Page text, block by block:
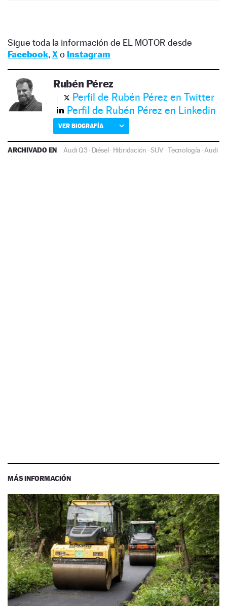
Sigue toda la información de EL MOTOR desde
Facebook, Xo Instagram
Rubén Pérez
Perfil de Rubén Pérez en Twitter
Perfil de Rubén Pérez en Linkedin
VER BIOGRAFÍA
ARCHIVADO EN Audi Q3· Diésel· Hibridación ·SUV ·Tecnología·Audi
MÁS INFORMACIÓN